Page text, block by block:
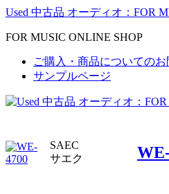
Used 中古品 オーディオ：FOR
FOR MUSIC ONLINE SHOP
ご購入・商品についての
サンプルページ
SAEC
サエク